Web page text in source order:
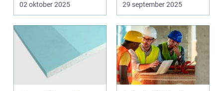
02 oktober 2025 29 september 2025